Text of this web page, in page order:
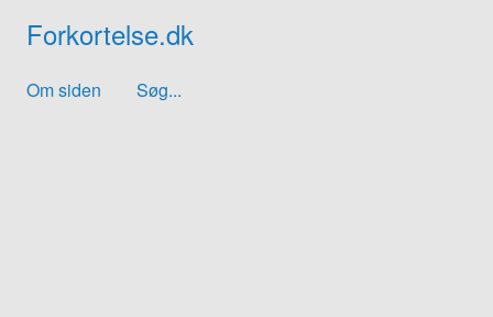
Forkortelse.dk
Om siden Søg...